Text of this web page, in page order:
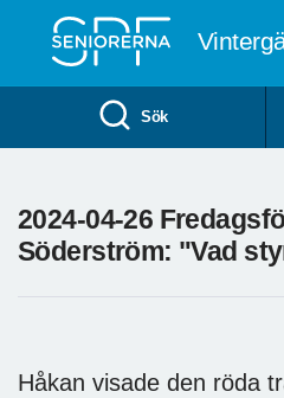
Sök
2024-04-26
Söderström: "Vad
Håkan visade den röda